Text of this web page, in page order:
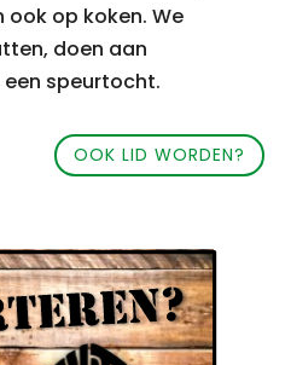
op koken. We
doen aan
speurtocht.
OOK LID WORDEN?